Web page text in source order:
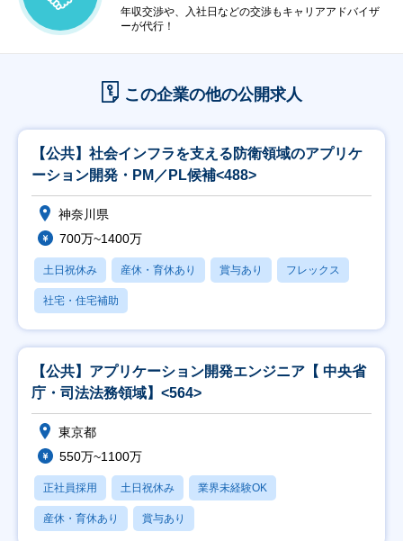
年収交渉や、入社日などの交渉もキャリアアドバイザ
ーが代行！
この企業の他の公開求人
【公共】社会インフラを支える防衛領域のアプリケ
ーション開発・PM／PL候補<488>
神奈川県
700万~1400万
土日祝休み 産休・育休あり 賞与あり フレックス
社宅・住宅補助
【公共】アプリケーション開発エンジニア【 中央省
庁・司法法務領域】<564>
東京都
550万~1100万
正社員採用 土日祝休み 業界未経験OK
産休・育休あり 賞与あり